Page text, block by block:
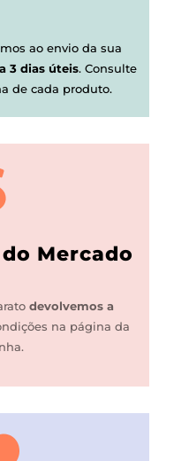
ao envio da sua
a 3 dias úteis.Consulte
de cada produto.
Mercado
devolvemos a
na página da